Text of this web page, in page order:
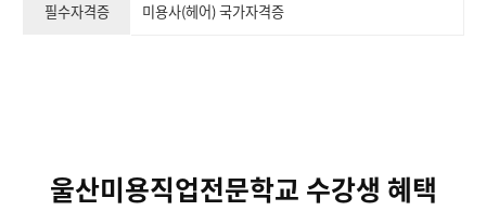
필수자격증 미용사(헤어) 국가자격증
울산미용직업전문학교 수강생 혜택